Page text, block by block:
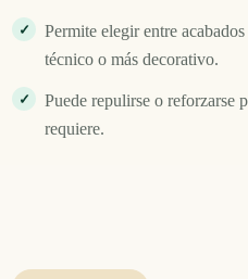
Permite elegir entre
técnico o más decorativo.
Puede repulirse o reforzarse
requiere.